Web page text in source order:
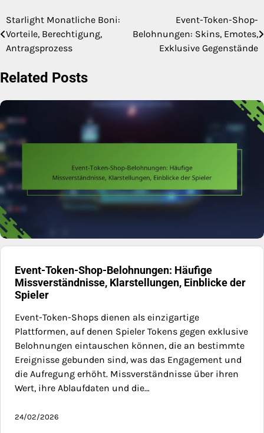
Post
navigation
Starlight Monatliche Boni:
Vorteile, Berechtigung,
Antragsprozess
Event-Token-Shop-
Belohnungen: Skins, Emotes,
Exklusive Gegenstände
Related Posts
Event-Token-Shop-Belohnungen: Häufige
Missverständnisse, Klarstellungen, Einblicke der
Spieler
Event-Token-Shops dienen als einzigartige
Plattformen, auf denen Spieler Tokens gegen exklusive
Belohnungen eintauschen können, die an bestimmte
Ereignisse gebunden sind, was das Engagement und
die Aufregung erhöht. Missverständnisse über ihren
Wert, ihre Ablaufdaten und die…
24/02/2026